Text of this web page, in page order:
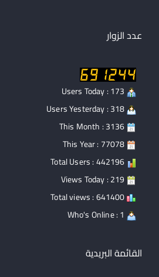
عدد الزوار
القائمة البريدية